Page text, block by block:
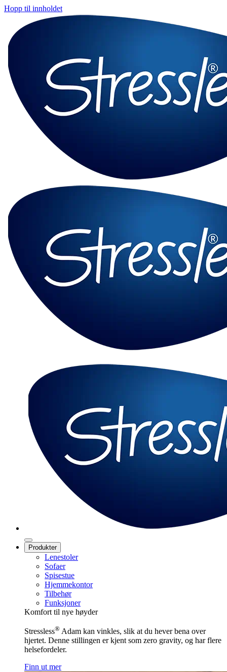
Hopp til innholdet
Produkter
Lenestoler
Sofaer
Spisestue
Hjemmekontor
Tilbehør
Funksjoner
Komfort til nye høyder
Stressless® Adam kan vinkles, slik at du hever bena over
hjertet. Denne stillingen er kjent som zero gravity, og har flere
helsefordeler.
Finn ut mer